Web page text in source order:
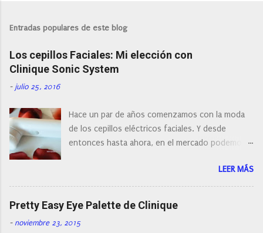
l
a
r
n
o
m
e
n
t
a
o
Entradas populares de este blog
Los cepillos Faciales: Mi elección con
Clinique Sonic System
- julio 25, 2016
Hace un par de años comenzamos con la moda
de los cepillos eléctricos faciales. Y desde
entonces hasta ahora, en el mercado podemos
con diferentes características, a pilas, a batería,
cepillos de rotación o de oscilación... y
naturalmente de todos los precios. Existe en la
actualidad tal variedad, que antes de hacer la
compra debemos de hacernos unas preguntas:
LEER MÁS
Pretty Easy Eye Palette de Clinique
- noviembre 23, 2015